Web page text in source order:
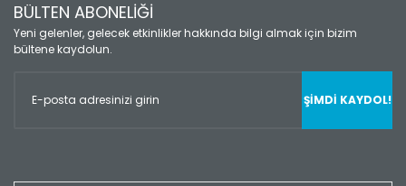
BÜLTEN ABONELİĞİ
Yeni gelenler, gelecek etkinlikler hakkında bilgi almak için bizim
bültene kaydolun.
ŞİMDİ KAYDOL!